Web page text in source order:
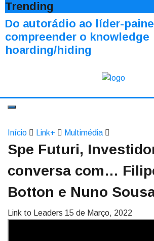
Trending
Do autorádio ao líder-
compreender o knowledge
hoarding/hiding
Início Link+ Multimédia
Spe Futuri,
conversa com…
Botton e Nuno
Link to Leaders 15 de Março, 2022